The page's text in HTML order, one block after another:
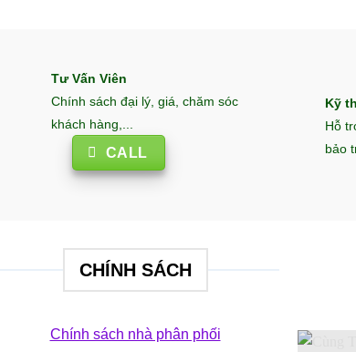
Tư Vấn Viên
Chính sách đại lý, giá, chăm sóc
khách hàng,...
CALL
Kỹ
Hỗ
bảo
CHÍNH SÁCH
Chính sách nhà phân phối